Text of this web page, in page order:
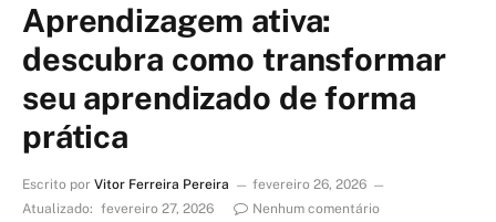
Aprendizagem ativa:
descubra como transformar
seu aprendizado de forma
prática
Escrito por Vitor Ferreira Pereira
fevereiro 26, 2026
Atualizado: fevereiro 27, 2026
Nenhum comentário